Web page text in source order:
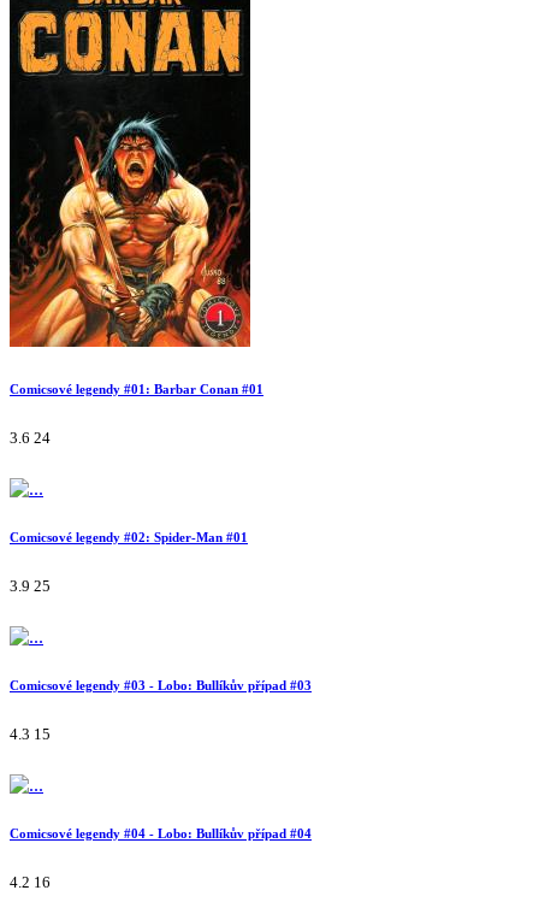
Comicsové legendy #01: Barbar Conan #01
3.6 24
Comicsové legendy #02: Spider-Man #01
3.9 25
Comicsové legendy #03 - Lobo: Bullíkův případ #03
4.3 15
Comicsové legendy #04 - Lobo: Bullíkův případ #04
4.2 16